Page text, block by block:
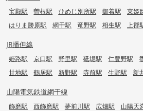
宝殿駅 曽根駅 ひめじ別所駅 御着駅 東姫
はりま勝原駅
網干駅 竜野駅 相生駅 上郡
JR播但線
姫路駅 京口駅 野里駅 砥堀駅 仁豊野駅
甘地駅
鶴居駅 新野駅 寺前駅 生野駅 新
山陽電気鉄道網干線
飾磨駅 西飾磨駅 夢前川駅 広畑駅 山陽天